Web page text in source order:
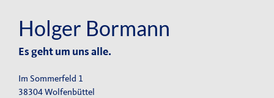
Holger Bormann
Es geht um uns alle.
Im Sommerfeld 1
38304 Wolfenbüttel